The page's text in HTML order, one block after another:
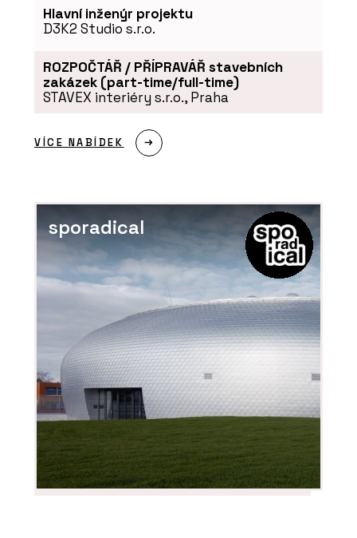
Hlavní inženýr projektu
D3K2 Studio s.r.o.
ROZPOČTÁŘ / PŘÍPRAVÁŘ stavebních
zakázek (part-time/full-time)
STAVEX interiéry s.r.o., Praha
VÍCE NABÍDEK
sporadical